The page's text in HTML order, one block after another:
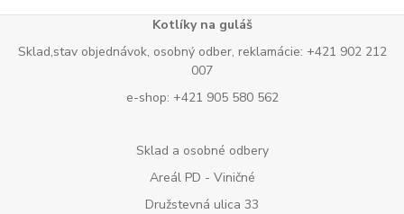
Kotlíky na guláš
Sklad,stav objednávok, osobný odber, reklamácie: +421 902 212
007
e-shop: +421 905 580 562
Sklad a osobné odbery
Areál PD - Viničné
Družstevná ulica 33